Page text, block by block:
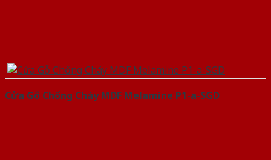
Cửa Gỗ Chống Cháy MDF Melamine P1-a-SGD